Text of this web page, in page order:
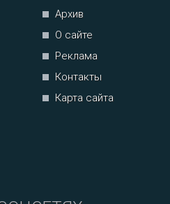
Архив
О сайте
Реклама
Контакты
Карта сайта